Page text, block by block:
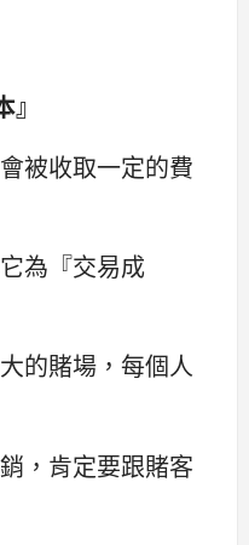
被收取一定的費
為『交易成
的賭場，每個人
，肯定要跟賭客